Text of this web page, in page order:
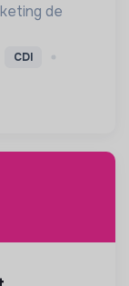
de
des
pour
CDI